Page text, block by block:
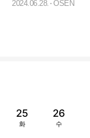
2024.06.28. OSEN
25
화
26
수